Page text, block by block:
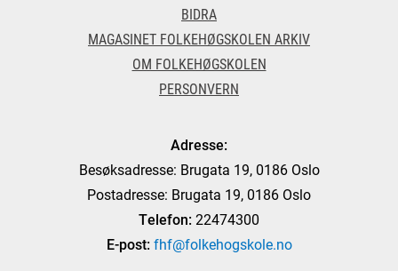
BIDRA
MAGASINET FOLKEHØGSKOLEN ARKIV
OM FOLKEHØGSKOLEN
PERSONVERN
Adresse:
Besøksadresse: Brugata 19, 0186 Oslo
Postadresse: Brugata 19, 0186 Oslo
Telefon: 22474300
E-post: fhf@folkehogskole.no